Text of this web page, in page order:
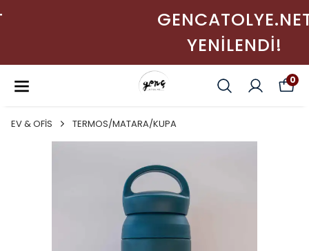
GENCATOLYE.NET
YENİLENDİ!
0
EV & OFİS TERMOS/MATARA/KUPA